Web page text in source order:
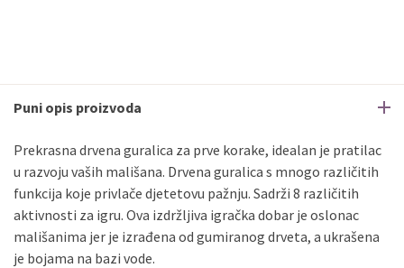
Puni opis proizvoda
Prekrasna drvena guralica za prve korake, idealan je pratilac
u razvoju vaših mališana. Drvena guralica s mnogo različitih
funkcija koje privlače djetetovu pažnju. Sadrži 8 različitih
aktivnosti za igru. Ova izdržljiva igračka dobar je oslonac
mališanima jer je izrađena od gumiranog drveta, a ukrašena
je bojama na bazi vode.